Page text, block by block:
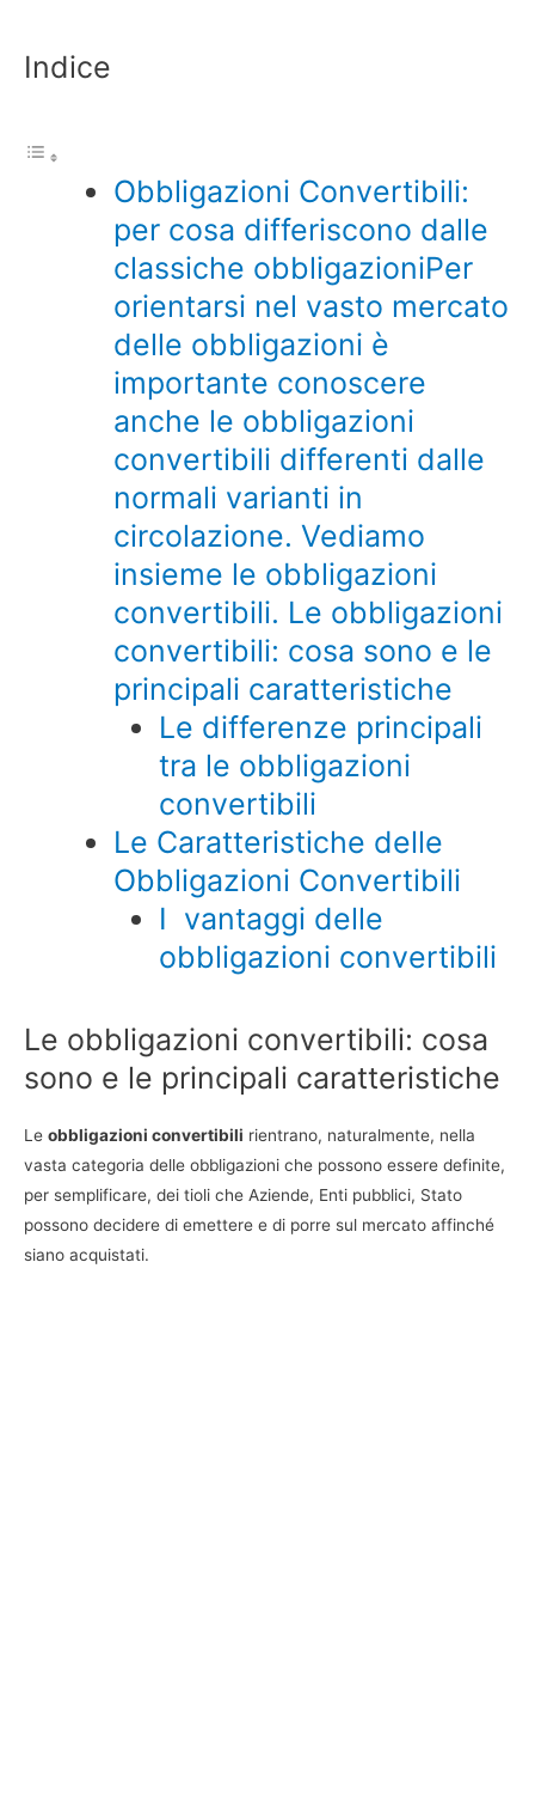
Indice
Obbligazioni Convertibili:
per cosa differiscono dalle
classiche obbligazioniPer
orientarsi nel vasto mercato
delle obbligazioni è
importante conoscere
anche le obbligazioni
convertibili differenti dalle
normali varianti in
circolazione. Vediamo
insieme le obbligazioni
convertibili. Le obbligazioni
convertibili: cosa sono e le
principali caratteristiche
Le differenze principali
tra le obbligazioni
convertibili
Le Caratteristiche delle
Obbligazioni Convertibili
I vantaggi delle
obbligazioni convertibili
Le obbligazioni convertibili: cosa
sono e le principali caratteristiche
Le obbligazioni convertibili rientrano, naturalmente, nella
vasta categoria delle obbligazioni che possono essere definite,
per semplificare, dei tioli che Aziende, Enti pubblici, Stato
possono decidere di emettere e di porre sul mercato affinché
siano acquistati.